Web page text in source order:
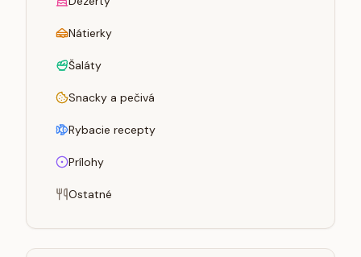
Nátierky
Šaláty
Snacky a pečivá
Rybacie recepty
Prílohy
Ostatné